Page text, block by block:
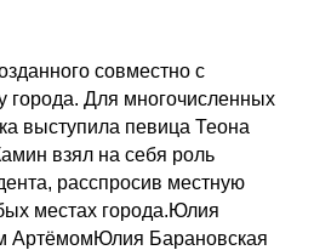
совместно с
города. Для многочисленных
выступила певица Теона
взял на себя роль
расспросив местную
местах города.Юлия
АртёмомЮлия Барановская